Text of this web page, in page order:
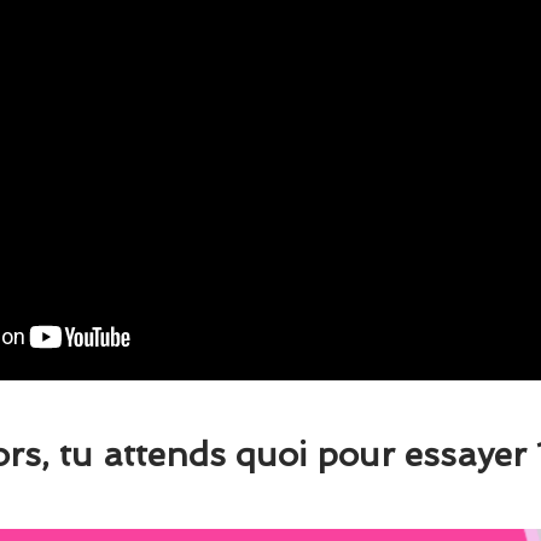
tu attends quoi pour essayer